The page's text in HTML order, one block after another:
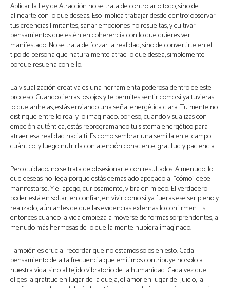
Aplicar la Ley de Atracción no se trata de controlarlo todo, sino de
alinearte con lo que deseas. Eso implica trabajar desde dentro: observar
tus creencias limitantes, sanar emociones no resueltas, y cultivar
pensamientos que estén en coherencia con lo que quieres ver
manifestado. No se trata de forzar la realidad, sino de convertirte en el
tipo de persona que naturalmente atrae lo que desea, simplemente
porque resuena con ello.
La visualización creativa es una herramienta poderosa dentro de este
proceso. Cuando cierras los ojos y te permites sentir como si ya tuvieras
lo que anhelas, estás enviando una señal energética clara. Tu mente no
distingue entre lo real y lo imaginado; por eso, cuando visualizas con
emoción auténtica, estás reprogramando tu sistema energético para
atraer esa realidad hacia ti. Es como sembrar una semilla en el campo
cuántico, y luego nutrirla con atención consciente, gratitud y paciencia.
Pero cuidado: no se trata de obsesionarte con resultados. A menudo, lo
que deseas no llega porque estás demasiado apegado al “cómo” debe
manifestarse. Y el apego, curiosamente, vibra en miedo. El verdadero
poder está en soltar, en confiar, en vivir como si ya fueras ese ser pleno y
realizado, aún antes de que las evidencias externas lo confirmen. Es
entonces cuando la vida empieza a moverse de formas sorprendentes, a
menudo más hermosas de lo que la mente hubiera imaginado.
También es crucial recordar que no estamos solos en esto. Cada
pensamiento de alta frecuencia que emitimos contribuye no solo a
nuestra vida, sino al tejido vibratorio de la humanidad. Cada vez que
eliges la gratitud en lugar de la queja, el amor en lugar del juicio, la